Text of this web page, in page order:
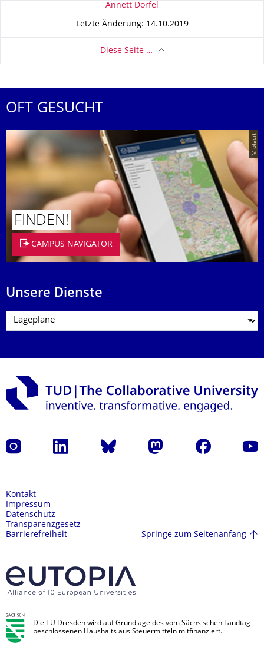
Zu dieser Seite Annett Dörfel
Letzte Änderung: 14.10.2019
Diese Seite …
OFT GESUCHT
© placit
FINDEN!
CAMPUS NAVIGATOR
Unsere Dienste
Instagram LinkedIn Bluesky Mastodon Facebook
Kontakt
Impressum
Datenschutz
Transparenzgesetz
Barrierefreiheit
Springe zum Seitenanfang
Die TU Dresden wird auf Grundlage des vom Sächsischen Landtag
beschlossenen Haushalts aus Steuermitteln mitfinanziert.